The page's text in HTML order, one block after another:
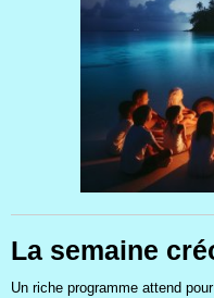
La semaine
Un riche programme attend